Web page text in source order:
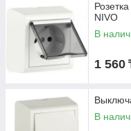
NIVO
В
1 560
В